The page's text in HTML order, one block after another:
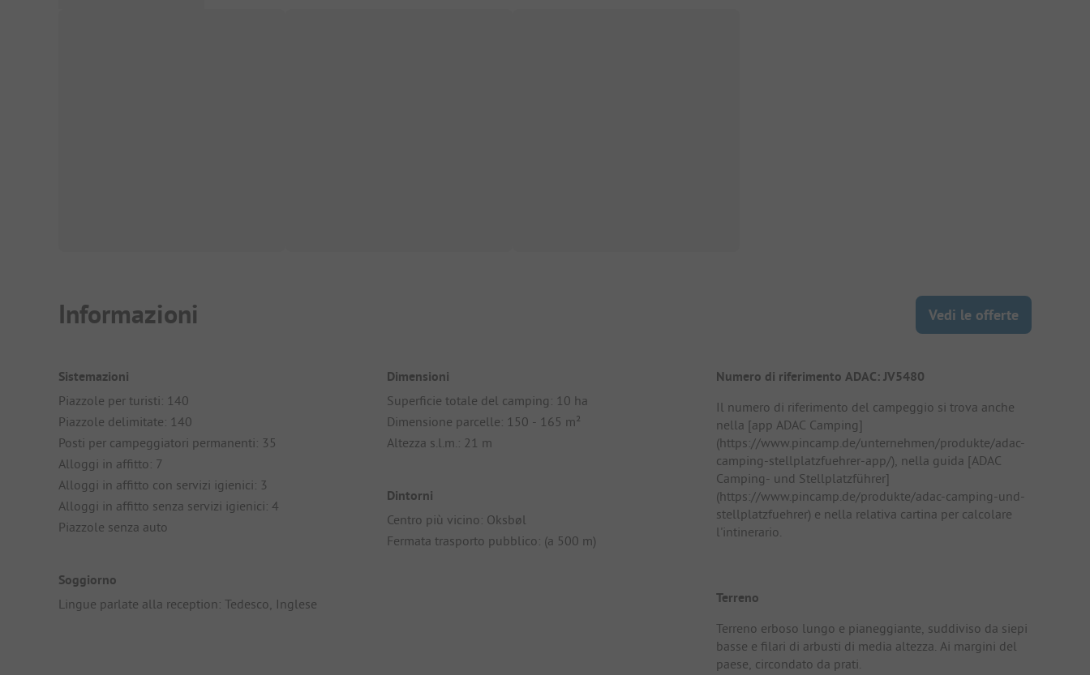
Informazioni Vedi le offerte
Sistemazioni
Piazzole per turisti: 140
Piazzole delimitate: 140
Posti per campeggiatori permanenti: 35
Alloggi in affitto: 7
Alloggi in affitto con servizi igienici: 3
Alloggi in affitto senza servizi igienici: 4
Piazzole senza auto
Soggiorno
Lingue parlate alla reception: Tedesco, Inglese
Dimensioni
Superficie totale del camping: 10 ha
Dimensione parcelle: 150 - 165 m²
Altezza s.l.m.: 21 m
Dintorni
Centro più vicino: Oksbøl
Fermata trasporto pubblico: (a 500 m)
Numero di riferimento ADAC: JV5480
Il numero di riferimento del campeggio si trova anche
nella [app ADAC Camping]
(https://www.pincamp.de/unternehmen/produkte/adac-
camping-stellplatzfuehrer-app/), nella guida [ADAC
Camping- und Stellplatzführer]
(https://www.pincamp.de/produkte/adac-camping-und-
stellplatzfuehrer) e nella relativa cartina per calcolare
l'intinerario.
Terreno
Terreno erboso lungo e pianeggiante, suddiviso da siepi
basse e filari di arbusti di media altezza. Ai margini del
paese, circondato da prati.